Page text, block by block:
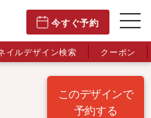
今すぐ予約
イルデザイン検索 クーポン
このデザインで
予約する